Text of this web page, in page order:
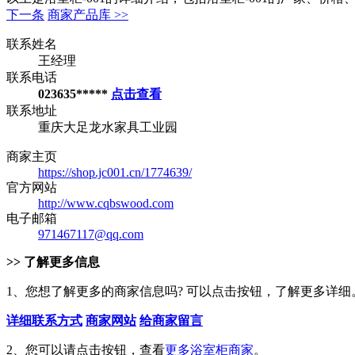
下一条 商家产品库 >>
联系姓名
王经理
联系电话
023635***** 点击查看
联系地址
重庆大足龙水家具工业园
商家主页
https://shop.jc001.cn/1774639/
官方网站
http://www.cqbswood.com
电子邮箱
971467117@qq.com
>> 了解更多信息
1、您想了解更多的商家信息吗? 可以点击按钮，了解更多详细
详细联系方式 商家网站 给商家留言
2、您可以请点击按钮，查看更多浴室柜商家。